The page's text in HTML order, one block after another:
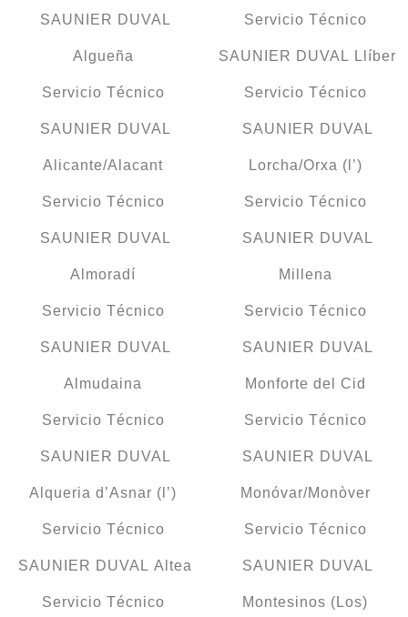
SAUNIER DUVAL
Algueña
Servicio Técnico
SAUNIER DUVAL
Alicante/Alacant
Servicio Técnico
SAUNIER DUVAL
Almoradí
Servicio Técnico
SAUNIER DUVAL
Almudaina
Servicio Técnico
SAUNIER DUVAL
Alqueria d’Asnar (l’)
Servicio Técnico
SAUNIER DUVAL Altea
Servicio Técnico
Servicio Técnico
SAUNIER DUVAL Llíber
Servicio Técnico
SAUNIER DUVAL
Lorcha/Orxa (l’)
Servicio Técnico
SAUNIER DUVAL
Millena
Servicio Técnico
SAUNIER DUVAL
Monforte del Cid
Servicio Técnico
SAUNIER DUVAL
Monóvar/Monòver
Servicio Técnico
SAUNIER DUVAL
Montesinos (Los)